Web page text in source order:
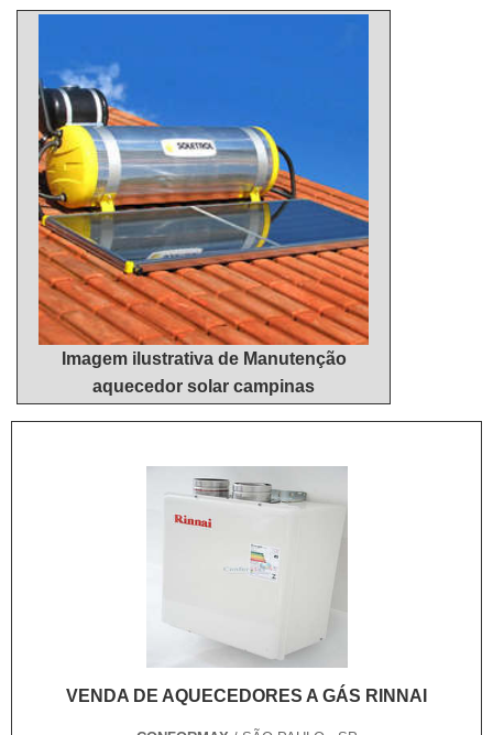
Imagem ilustrativa de Manutenção
aquecedor solar campinas
VENDA DE AQUECEDORES A GÁS RINNAI